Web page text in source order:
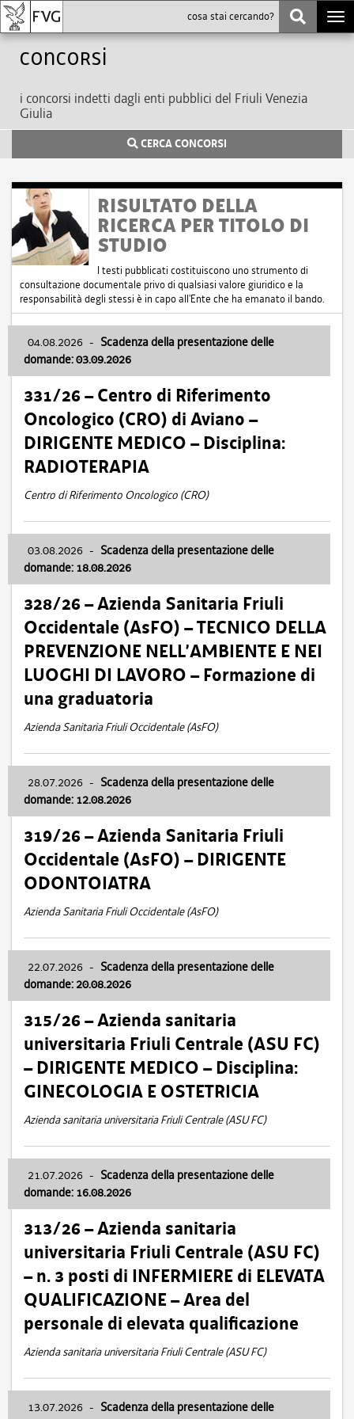
Concorsi
i concorsi indetti dagli enti pubblici del Friuli Venezia
Giulia
CERCA CONCORSI
RISULTATO DELLA
RICERCA PER TITOLO DI
STUDIO
I testi pubblicati costituiscono uno strumento di
consultazione documentale privo di qualsiasi valore giuridico e la
responsabilità degli stessi è in capo all'Ente che ha emanato il bando.
04.08.2026 - Scadenza della presentazione delle
domande: 03.09.2026
331/26 – Centro di Riferimento
Oncologico (CRO) di Aviano –
DIRIGENTE MEDICO – Disciplina:
RADIOTERAPIA
Centro di Riferimento Oncologico (CRO)
03.08.2026 - Scadenza della presentazione delle
domande: 18.08.2026
328/26 – Azienda Sanitaria Friuli
Occidentale (AsFO) – TECNICO DELLA
PREVENZIONE NELL’AMBIENTE E NEI
LUOGHI DI LAVORO – Formazione di
una graduatoria
Azienda Sanitaria Friuli Occidentale (AsFO)
28.07.2026 - Scadenza della presentazione delle
domande: 12.08.2026
319/26 – Azienda Sanitaria Friuli
Occidentale (AsFO) – DIRIGENTE
ODONTOIATRA
Azienda Sanitaria Friuli Occidentale (AsFO)
22.07.2026 - Scadenza della presentazione delle
domande: 20.08.2026
315/26 – Azienda sanitaria
universitaria Friuli Centrale (ASU FC)
– DIRIGENTE MEDICO – Disciplina:
GINECOLOGIA E OSTETRICIA
Azienda sanitaria universitaria Friuli Centrale (ASU FC)
21.07.2026 - Scadenza della presentazione delle
domande: 16.08.2026
313/26 – Azienda sanitaria
universitaria Friuli Centrale (ASU FC)
– n. 3 posti di INFERMIERE di ELEVATA
QUALIFICAZIONE – Area del
personale di elevata qualificazione
Azienda sanitaria universitaria Friuli Centrale (ASU FC)
13.07.2026 - Scadenza della presentazione delle